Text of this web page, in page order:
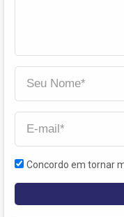
Concordo em tornar